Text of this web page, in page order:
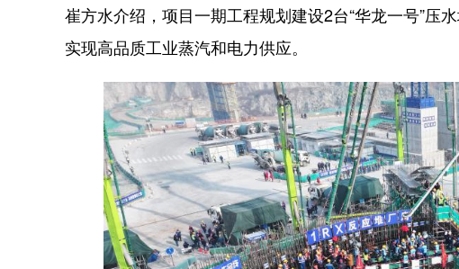
崔方水介绍，项目一期工程规划建设2台“华龙一号”压
实现高品质工业蒸汽和电力供应。